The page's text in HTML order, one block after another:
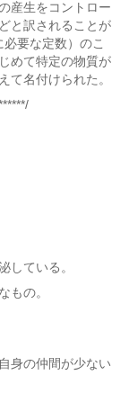
産生をコントロー
と訳されることが
要な定数）のこ
めて特定の物質が
て名付けられた。
している。
もの。
身の仲間が少ない